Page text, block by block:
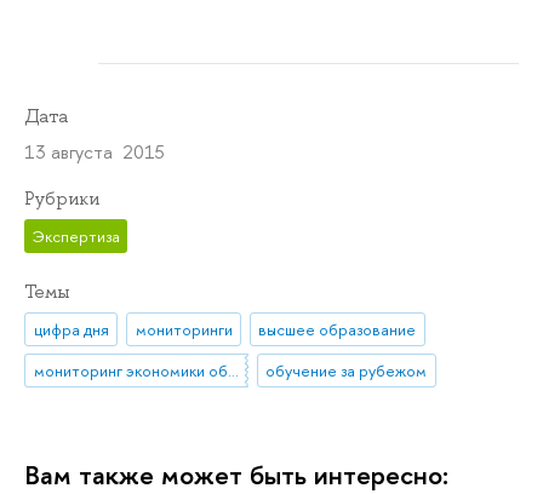
Дата
13 августа 2015
Рубрики
Экспертиза
Темы
цифра дня мониторинги
высшее образование
мониторинг экономики образования
обучение за рубежом
Вам также может быть интересно: